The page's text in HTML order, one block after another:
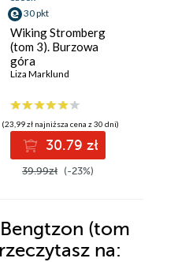
30 pkt
Wiking Stromberg
(tom 3). Burzowa
góra
Liza Marklund
(23,99 zł najniższa cena z 30 dni)
30.79 zł
39.99zł (-23%)
(tom
na: